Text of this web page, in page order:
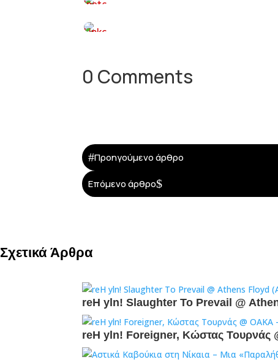
0 Comments
#Προηγούμενο άρθρο
Επόμενο άρθρο$
Σχετικά Άρθρα
reH yln! Slaughter To Prevail @
reH yln! Foreigner, Κώστας